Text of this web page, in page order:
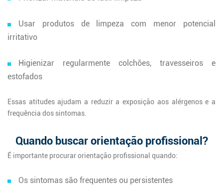
Usar produtos de limpeza com menor potencial
irritativo
Higienizar regularmente colchões, travesseiros e
estofados
Essas atitudes ajudam a reduzir a exposição aos alérgenos e a
frequência dos sintomas.
Quando buscar orientação profissional?
É importante procurar orientação profissional quando:
Os sintomas são frequentes ou persistentes